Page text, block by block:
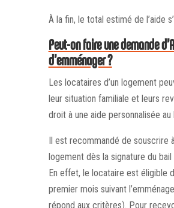
À la fin, le total estimé de l’aide
Peut-on faire une demande d’APL avant
d’emménager ?
Les locataires d’un logement
leur situation familiale et leurs
droit à une aide personnalisée au
Il est recommandé de souscrire à
logement dès la signature du bail
En effet, le locataire est éligible
premier mois suivant
répond aux critères). Pour